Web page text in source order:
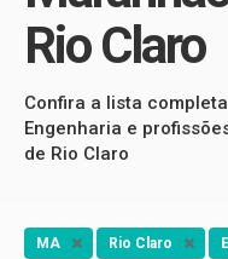
Rio Claro
Confira a lista
Engenharia e
de Rio Claro
MA Rio Claro